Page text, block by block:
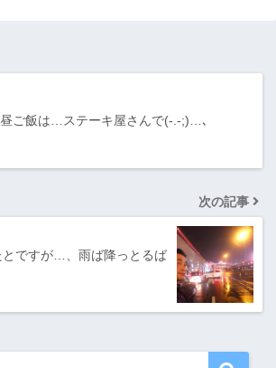
ご飯は…ステーキ屋さんで(-.-;)…､
次の記事
とですが…、雨ば降っとるば